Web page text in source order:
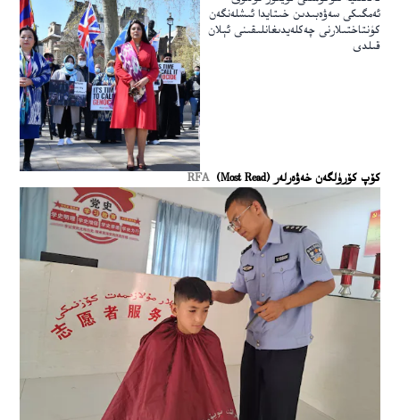
ئەمگىكى سەۋەبىدىن خىتايدا ئىشلەنگەن
كۈنتاختىلارنى چەكلەيدىغانلىقىنى ئېلان
قىلدى
كۆپ كۆرۈلگەن خەۋەرلەر (Most Read) RFA